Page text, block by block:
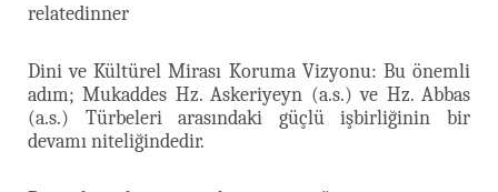
relatedinner
Dini ve Kültürel Mirası Koruma Vizyonu: Bu önemli
adım; Mukaddes Hz. Askeriyeyn (a.s.) ve Hz. Abbas
(a.s.) Türbeleri arasındaki güçlü işbirliğinin bir
devamı niteliğindedir.